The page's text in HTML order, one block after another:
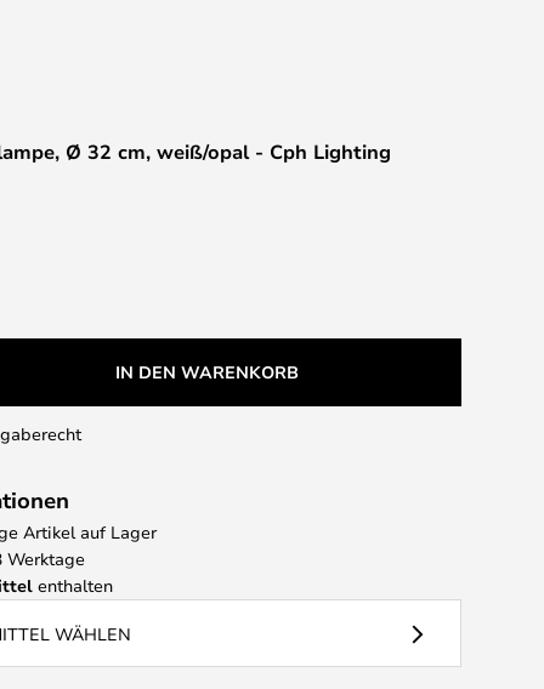
Ø 32 cm, weiß/opal - Cph Lighting
IN DEN WARENKORB
Artikel auf Lager
Werktage
enthalten
WÄHLEN